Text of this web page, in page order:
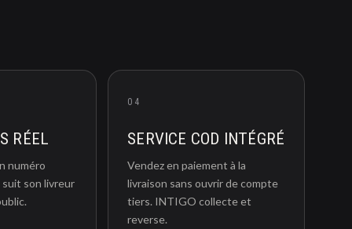
RÉEL
numéro
son livreur
04
SERVICE COD INTÉGRÉ
Vendez en paiement à la
livraison sans ouvrir de compte
tiers. INTIGO collecte et
reverse.